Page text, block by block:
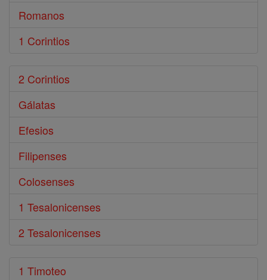
Romanos
1 Corintios
2 Corintios
Gálatas
Efesios
Filipenses
Colosenses
1 Tesalonicenses
2 Tesalonicenses
1 Timoteo